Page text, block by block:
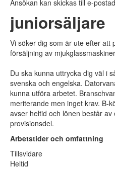
Ansökan kan skickas till e-
juniorsäljare
Vi söker dig som är ute efter att
försäljning av
Du ska kunna uttrycka dig väl i
svenska och engelska.
kunna utföra arbetet.
meriterande men inget krav. B-
avser heltid och lönen består av
provisionsdel.
Arbetstider och omfattning
Tillsvidare
Heltid